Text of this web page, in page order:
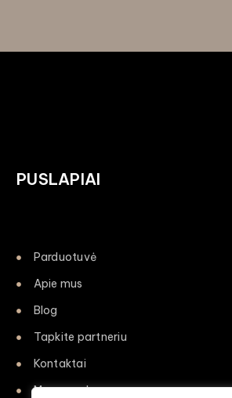
PUSLAPIAI
Parduotuvė
Apie mus
Blog
Tapkite partneriu
Kontaktai
Mano paskyra